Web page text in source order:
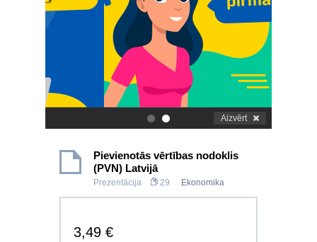
. Aizvērt
Pievienotās vērtības nodoklis
(PVN) Latvijā
Prezentācija 29 Ekonomika
3,49 €